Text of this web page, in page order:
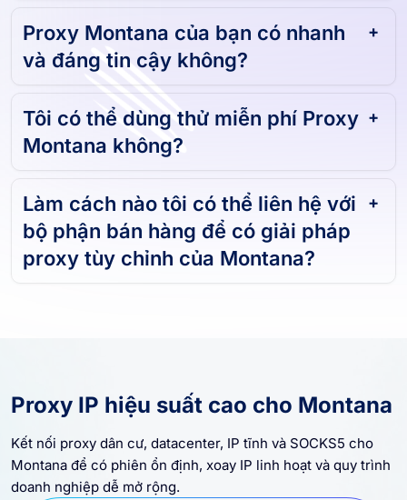
Proxy Montana của bạn có nhanh
và đáng tin cậy không?
Tôi có thể dùng thử miễn phí Proxy
Montana không?
Làm cách nào tôi có thể liên hệ với
bộ phận bán hàng để có giải pháp
proxy tùy chỉnh của Montana?
Proxy IP hiệu suất cao cho Montana
Kết nối proxy dân cư, datacenter, IP tĩnh và SOCKS5 cho
Montana để có phiên ổn định, xoay IP linh hoạt và quy trình
doanh nghiệp dễ mở rộng.